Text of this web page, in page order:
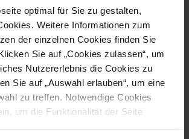
optimal für Sie zu gestalten,
Weitere Informationen zum
der einzelnen Cookies finden Sie
Sie auf „Cookies zulassen“, um
Nutzererlebnis die Cookies zu
Sie auf „Auswahl erlauben“, um eine
zu treffen. Notwendige Cookies
um die Funktionalität der Seite
ermöglicht so die Verwendung
Kerngrößen von 25 mm bis 101
oder wünschen weitere